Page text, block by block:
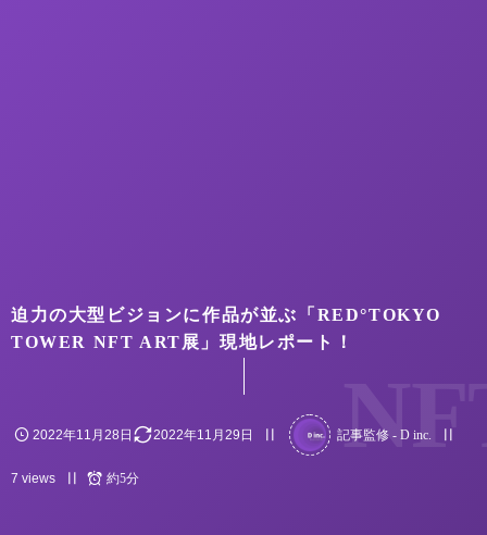
迫力の大型ビジョンに作品が並ぶ「RED°TOKYO
TOWER NFT ART展」現地レポート！
2022年11月28日 2022年11月29日 記事監修 - D inc.
7 views 約5分